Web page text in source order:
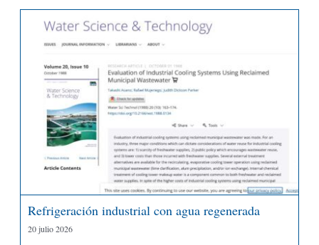
Refrigeración industrial con agua regenerada
20 julio 2026